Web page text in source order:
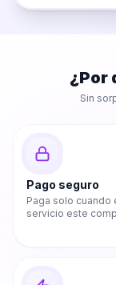
¿Por
Sin
Pago seguro
Paga solo cuando
servicio este